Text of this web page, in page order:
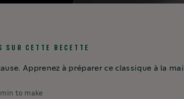
SUR CETTE RECETTE
Apprenez à préparer ce classique à la
min to make